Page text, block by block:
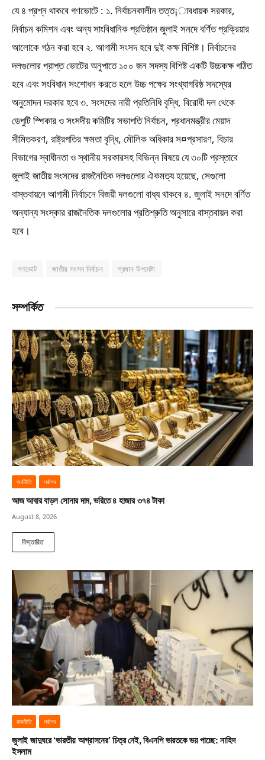
যে ৪ প্রশ্ন থাকবে গণভোটে : ১. নির্বাচনকালীন তত্ত¡াবধায়ক সরকার,
নির্বাচন কমিশন এবং অন্য সাংবিধানিক প্রতিষ্ঠান জুলাই সনদে বর্ণিত প্রক্রিয়ার
আলোকে গঠন করা হবে ২. আগামী সংসদ হবে দুই কক্ষ বিশিষ্ট। নির্বাচনের
দলগুলোর প্রাপ্ত ভোটের অনুপাতে ১০০ জন সদস্য বিশিষ্ট একটি উচ্চকক্ষ গঠিত
হবে এবং সংবিধান সংশোধন করতে হলে উচ্চ পক্ষের সংখ্যাগরিষ্ঠ সদস্যের
অনুমোদন দরকার হবে ৩. সংসদের নারী প্রতিনিধি বৃদ্ধি, বিরোধী দল থেকে
ডেপুটি স্পিকার ও সংসদীয় কমিটির সভাপতি নির্বাচন, প্রধানমন্ত্রীর মেয়াদ
সীমিতকরণ, রাষ্ট্রপতির ক্ষমতা বৃদ্ধি, মৌলিক অধিকার স¤প্রসারণ, বিচার
বিভাগের স্বাধীনতা ও স্থানীয় সরকারসহ বিভিন্ন বিষয়ে যে ৩০টি প্রস্তাবে
জুলাই জাতীয় সংসদের রাজনৈতিক দলগুলোর ঐকমত্য হয়েছে, সেগুলো
বাস্তবায়নে আগামী নির্বাচনে বিজয়ী দলগুলো বাধ্য থাকবে ৪. জুলাই সনদে বর্ণিত
অন্যান্য সংস্কার রাজনৈতিক দলগুলোর প্রতিশ্রুতি অনুসারে বাস্তবায়ন করা
হবে।
গণভোট জাতীয় সংসদ নির্বাচন প্রধান উপদেষ্টা
সম্পর্কিত
অর্থনীতি সর্বশেষ
আজ আবার বাড়ল সোনার দাম, ভরিতে ৪ হাজার ৩৭৪ টাকা
August 8, 2026
বিস্তারিত
রাজনীতি সর্বশেষ
জুলাই জাদুঘরে ‘ভারতীয় আগ্রাসনের’ চিত্র নেই, বিএনপি ভারতকে ভয় পাচ্ছে: নাহিদ
ইসলাম